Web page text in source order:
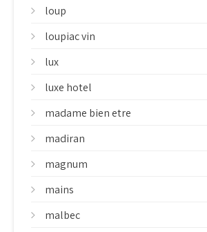
loup
loupiac vin
lux
luxe hotel
madame bien etre
madiran
magnum
mains
malbec